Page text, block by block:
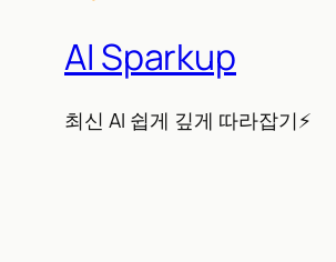
AI Sparkup
최신 AI 쉽게 깊게 따라잡기⚡